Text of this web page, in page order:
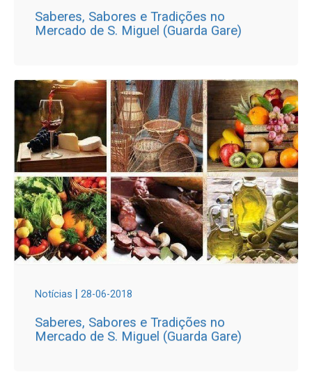
Saberes, Sabores e Tradições no
Mercado de S. Miguel (Guarda Gare)
Notícias | 28-06-2018
Saberes, Sabores e Tradições no
Mercado de S. Miguel (Guarda Gare)